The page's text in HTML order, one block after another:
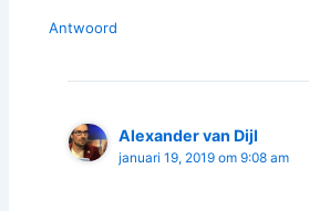
Antwoord
Alexander van Dijl
januari 19, 2019 om 9:08 am